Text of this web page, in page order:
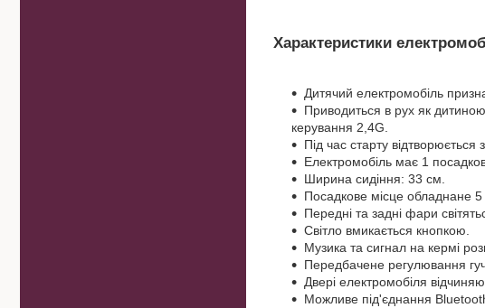
Характеристики
Дитячий електромобіль
Приводиться в рух як
керування 2,4G.
Під час старту відтворюється
Електромобіль має 1
Ширина сидіння: 33 см.
Посадкове місце обладнане
Передні та задні фари
Світло вмикається кнопкою.
Музика та сигнал на кермі
Передбачене регулювання
Двері електромобіля
Можливе під'єднання